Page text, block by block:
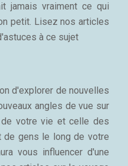
jamais vraiment ce qui
petit. Lisez nos articles
à ce sujet
d'explorer de nouvelles
angles de vue sur
votre vie et celle des
de gens le long de votre
vous influencer d'une